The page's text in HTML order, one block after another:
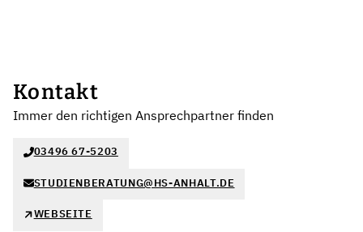
Kontakt
Immer den richtigen Ansprechpartner finden
03496 67-5203
STUDIENBERATUNG@HS-ANHALT.DE
WEBSEITE